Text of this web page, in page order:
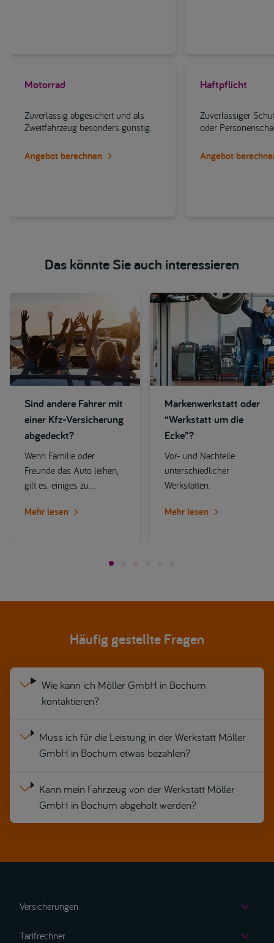
Motorrad
Zuverlässig abgesichert und als
Zweitfahrzeug besonders günstig.
Angebot berechnen
Haftpflicht
Zuverlässiger
oder
Angebot
Das könnte Sie auch interessieren
Sind andere Fahrer mit
einer Kfz-Versicherung
abgedeckt?
Wenn Familie oder
Freunde das Auto leihen,
gilt es, einiges zu
Versicherung automatisch
Mehr lesen
Markenwerkstatt oder
“Werkstatt um die
Ecke”?
Vor- und Nachteile
unterschiedlicher
Werkstätten.
Mehr lesen
Häufig gestellte Fragen
Wie kann ich Möller GmbH in Bochum
kontaktieren?
Muss ich für die Leistung in der Werkstatt Möller
GmbH in Bochum etwas bezahlen?
Kann mein Fahrzeug von der Werkstatt Möller
GmbH in Bochum abgeholt werden?
Versicherungen
Tarifrechner